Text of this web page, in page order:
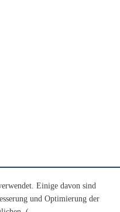
Einige davon sind
und Optimierung der